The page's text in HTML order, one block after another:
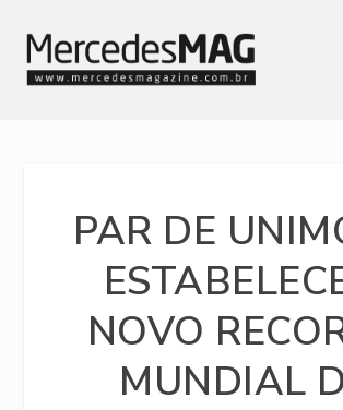
PAR DE
NOVO
MUNDIAL